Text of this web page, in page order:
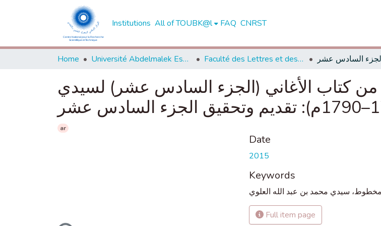
Institutions All of TOUBK@l FAQ CNRST
Home Université Abdelmalek Essaadi - Tétouan Faculté des Lettres et des Sciences Humaines - Tétouan
كتاب الأغاني (الجزء السادس عشر) لسيدي
ar
Date
2015
Keywords
مخطوط، سيدي محمد بن عبد الله العلوي
Full item page